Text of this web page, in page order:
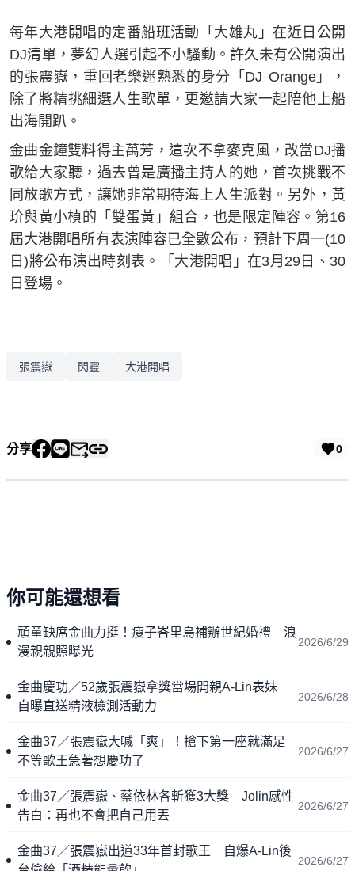
每年大港開唱的定番船班活動「大雄丸」在近日公開
DJ清單，夢幻人選引起不小騷動。許久未有公開演出
的張震嶽，重回老樂迷熟悉的身分「DJ Orange」，
除了將精挑細選人生歌單，更邀請大家一起陪他上船
出海開趴。
金曲金鐘雙料得主萬芳，這次不拿麥克風，改當DJ播
歌給大家聽，過去曾是廣播主持人的她，首次挑戰不
同放歌方式，讓她非常期待海上人生派對。另外，黃
玠與黃小楨的「雙蛋黃」組合，也是限定陣容。第16
屆大港開唱所有表演陣容已全數公布，預計下周一(10
日)將公布演出時刻表。「大港開唱」在3月29日、30
日登場。
張震嶽 閃靈 大港開唱
分享 0
你可能還想看
頑童缺席金曲力挺！瘦子峇里島補辦世紀婚禮 浪
漫親親照曝光
2026/6/29
金曲慶功／52歲張震嶽拿獎當場開親A-Lin表妹
自曝直送精液檢測活動力
2026/6/28
金曲37／張震嶽大喊「爽」！搶下第一座就滿足
不等歌王急著想慶功了
2026/6/27
金曲37／張震嶽、蔡依林各斬獲3大獎 Jolin感性
告白：再也不會把自己用丟
2026/6/27
金曲37／張震嶽出道33年首封歌王 自爆A-Lin後
2026/6/27